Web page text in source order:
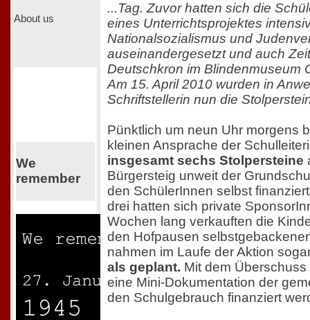
About us
We
remember
...Tag. Zuvor hatten sich die
eines Unterrichtsprojektes
Nationalsozialismus und
auseinandergesetzt und auch
Deutschkron im Blindenmuseum
Am 15. April 2010 wurden in
Schriftstellerin nun die
Pünktlich um neun Uhr morgens
kleinen Ansprache der
insgesamt sechs Stolpersteine
Bürgersteig unweit der
den SchülerInnen selbst
drei hatten sich private
Wochen lang verkauften die
den Hofpausen
nahmen im Laufe der Aktion
als geplant. Mit dem
eine Mini-Dokumentation der
den Schulgebrauch finanziert